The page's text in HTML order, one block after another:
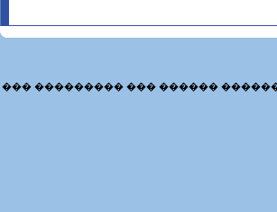
��� ��������� ��� ������